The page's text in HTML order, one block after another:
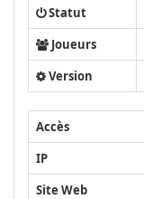
Statut
Joueurs
Version
Accès
IP
Site Web